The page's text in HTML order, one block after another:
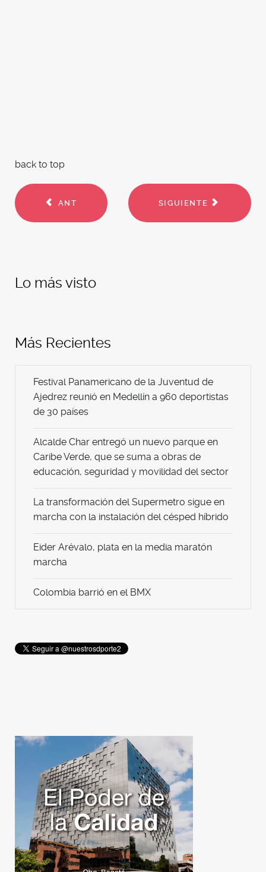
back to top
ANT SIGUIENTE
Lo más visto
Más Recientes
Festival Panamericano de la Juventud de
Ajedrez reunió en Medellín a 960 deportistas
de 30 países
Alcalde Char entregó un nuevo parque en
Caribe Verde, que se suma a obras de
educación, seguridad y movilidad del sector
La transformación del Supermetro sigue en
marcha con la instalación del césped híbrido
Eider Arévalo, plata en la media maratón
marcha
Colombia barrió en el BMX